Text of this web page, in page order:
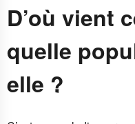
D’où vient
quelle
elle ?